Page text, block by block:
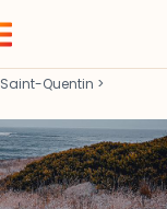
Saint-Quentin >